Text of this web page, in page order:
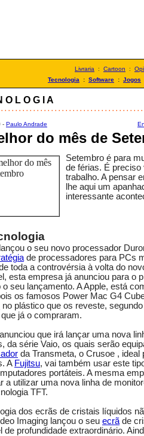
Livraria : Cartoon :
Tecnologia : Software : Jogos
O L O G I A
. . . . . . . . . . . . . . . . . . . . . . . . . . . . . . . . . . . . . .
- Paulo Andrade
do mês de
Setembro é para
de férias. É preciso
trabalho. A pensar
lhe aqui um
interessante
o seu novo processador
de processadores para PCs
toda a controvérsia à volta do
esta empresa já anunciou para o
o seu lançamento. A Apple, está
os famosos Power Mac G4
no plástico que os reveste,
já o compraram.
que irá lançar uma nova
da série Vaio, os quais serão
da Transmeta, o Crusoe , ideal
A Fujitsu, vai também usar este
portáteis. A mesma
a utilizar uma nova linha de
TFT.
dos ecrãs de cristais líquidos
Imaging lançou o seu ecrã de
de profundidade extraordinário.